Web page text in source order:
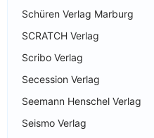
Schüren Verlag Marburg
SCRATCH Verlag
Scribo Verlag
Secession Verlag
Seemann Henschel Verlag
Seismo Verlag